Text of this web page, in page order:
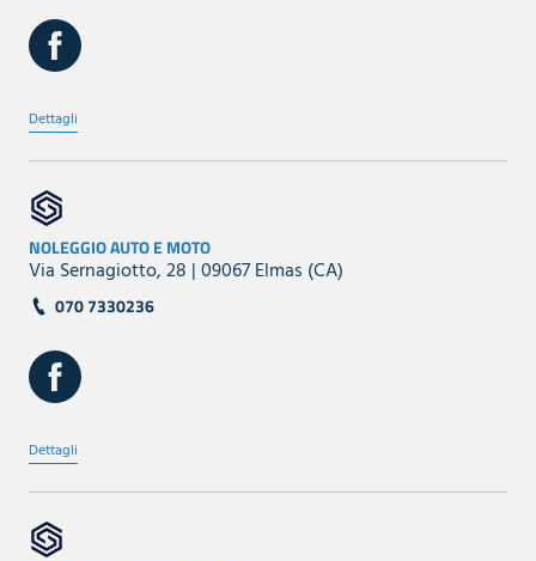
Dettagli
NOLEGGIO AUTO E MOTO
Via Sernagiotto, 28 | 09067 Elmas (CA)
070 7330236
Dettagli